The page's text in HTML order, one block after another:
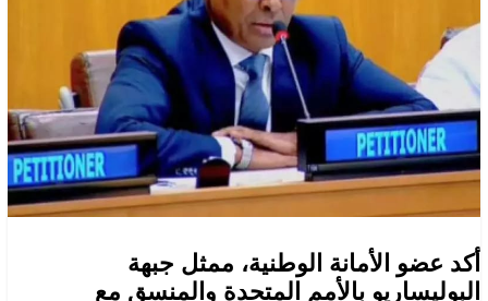
أكد عضو الأمانة الوطنية، ممثل جبهة
البوليساريو بالأمم المتحدة والمنسق مع